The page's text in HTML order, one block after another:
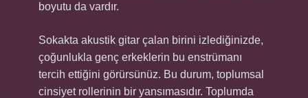
boyutu da vardır.
Sokakta akustik gitar çalan birini izlediğinizde,
çoğunlukla genç erkeklerin bu enstrümanı
tercih ettiğini görürsünüz. Bu durum, toplumsal
cinsiyet rollerinin bir yansımasıdır. Toplumda